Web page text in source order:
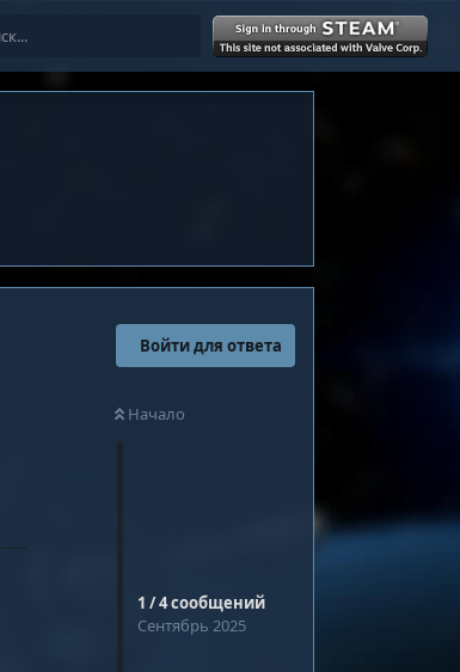
Войти
Войти для ответа
Начало
1 /4сообщений
Сентябрь 2025